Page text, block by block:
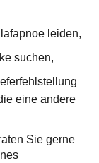
leiden,
suchen,
eine andere
Sie gerne